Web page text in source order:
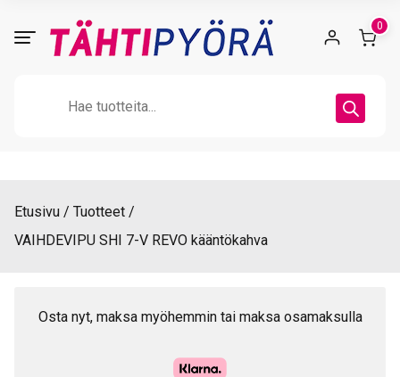
0
Etusivu
Tuotteet
VAIHDEVIPU SHI 7-V REVO kääntökahva
Osta nyt, maksa myöhemmin tai maksa osamaksulla